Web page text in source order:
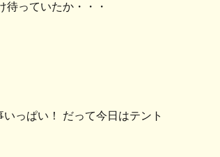
っていたか・・・
っぱい！ だって今日はテント